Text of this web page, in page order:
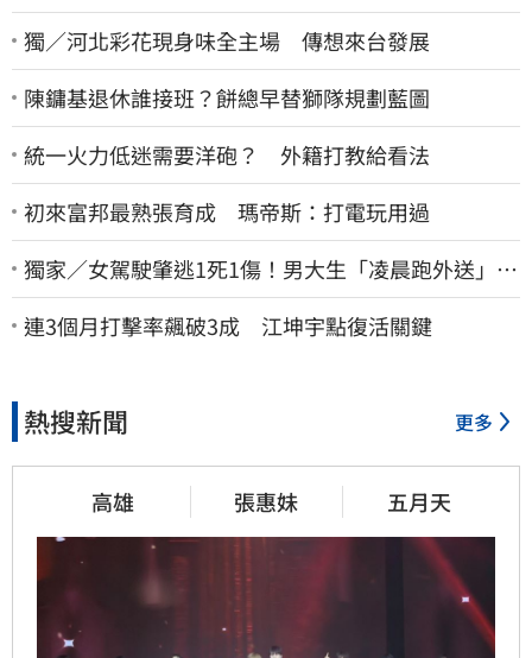
獨／河北彩花現身味全主場 傳想來台發展
陳鏞基退休誰接班？餅總早替獅隊規劃藍圖
統一火力低迷需要洋砲？ 外籍打教給看法
初來富邦最熟張育成 瑪帝斯：打電玩用過
獨家／女駕駛肇逃1死1傷！男大生「凌晨跑外送」挨
撞 媽淚：家快瓦解
連3個月打擊率飆破3成 江坤宇點復活關鍵
熱搜新聞 更多
高雄 張惠妹 五月天